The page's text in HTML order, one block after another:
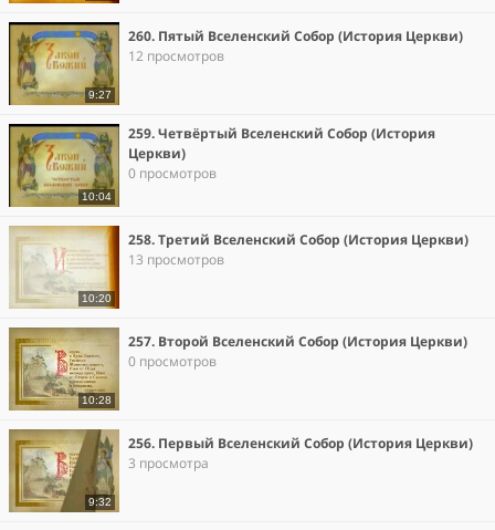
9:27
260. Пятый Вселенский Собор (История Церкви)
12 просмотров
10:04
259. Четвёртый Вселенский Собор (История
Церкви)
0 просмотров
10:20
258. Третий Вселенский Собор (История Церкви)
13 просмотров
10:28
257. Второй Вселенский Собор (История Церкви)
0 просмотров
9:32
256. Первый Вселенский Собор (История Церкви)
3 просмотра